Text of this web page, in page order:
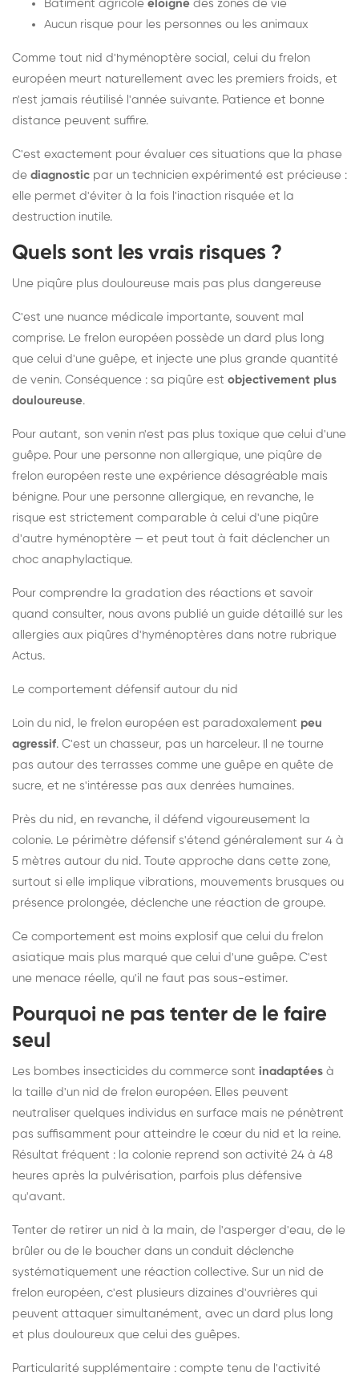
Bâtiment agricole éloigné des zones de vie
Aucun risque pour les personnes ou les animaux
Comme tout nid d'hyménoptère social, celui du frelon
européen meurt naturellement avec les premiers froids, et
n'est jamais réutilisé l'année suivante. Patience et bonne
distance peuvent suffire.
C'est exactement pour évaluer ces situations que la phase
de diagnostic par un technicien expérimenté est précieuse :
elle permet d'éviter à la fois l'inaction risquée et la
destruction inutile.
Quels sont les vrais risques ?
Une piqûre plus douloureuse mais pas plus dangereuse
C'est une nuance médicale importante, souvent mal
comprise. Le frelon européen possède un dard plus long
que celui d'une guêpe, et injecte une plus grande quantité
de venin. Conséquence : sa piqûre est objectivement plus
douloureuse.
Pour autant, son venin n'est pas plus toxique que celui d'une
guêpe. Pour une personne non allergique, une piqûre de
frelon européen reste une expérience désagréable mais
bénigne. Pour une personne allergique, en revanche, le
risque est strictement comparable à celui d'une piqûre
d'autre hyménoptère — et peut tout à fait déclencher un
choc anaphylactique.
Pour comprendre la gradation des réactions et savoir
quand consulter, nous avons publié un guide détaillé sur les
allergies aux piqûres d'hyménoptères dans notre rubrique
Actus.
Le comportement défensif autour du nid
Loin du nid, le frelon européen est paradoxalement peu
agressif. C'est un chasseur, pas un harceleur. Il ne tourne
pas autour des terrasses comme une guêpe en quête de
sucre, et ne s'intéresse pas aux denrées humaines.
Près du nid, en revanche, il défend vigoureusement la
colonie. Le périmètre défensif s'étend généralement sur 4 à
5 mètres autour du nid. Toute approche dans cette zone,
surtout si elle implique vibrations, mouvements brusques ou
présence prolongée, déclenche une réaction de groupe.
Ce comportement est moins explosif que celui du frelon
asiatique mais plus marqué que celui d'une guêpe. C'est
une menace réelle, qu'il ne faut pas sous-estimer.
Pourquoi ne pas tenter de le faire
seul
Les bombes insecticides du commerce sont inadaptées à
la taille d'un nid de frelon européen. Elles peuvent
neutraliser quelques individus en surface mais ne pénètrent
pas suffisamment pour atteindre le cœur du nid et la reine.
Résultat fréquent : la colonie reprend son activité 24 à 48
heures après la pulvérisation, parfois plus défensive
qu'avant.
Tenter de retirer un nid à la main, de l'asperger d'eau, de le
brûler ou de le boucher dans un conduit déclenche
systématiquement une réaction collective. Sur un nid de
frelon européen, c'est plusieurs dizaines d'ouvrières qui
peuvent attaquer simultanément, avec un dard plus long
et plus douloureux que celui des guêpes.
Particularité supplémentaire : compte tenu de l'activité